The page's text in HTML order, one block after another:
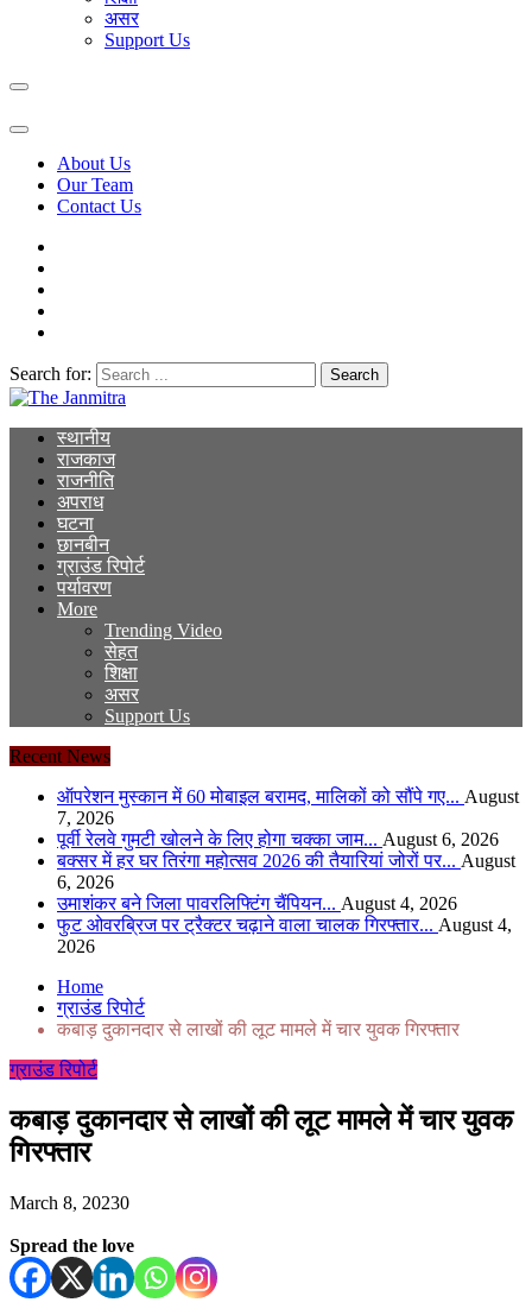
असर
Support Us
About Us
Our Team
Contact Us
Search for:
The Janmitra
The Janmitra
स्थानीय
राजकाज
राजनीति
अपराध
घटना
छानबीन
ग्राउंड रिपोर्ट
पर्यावरण
More
Trending Video
सेहत
शिक्षा
असर
Support Us
Recent News
ऑपरेशन मुस्कान में 60 मोबाइल बरामद, मालिकों को सौंपे गए... August
7, 2026
पूर्वी रेलवे गुमटी खोलने के लिए होगा चक्का जाम... August 6, 2026
बक्सर में हर घर तिरंगा महोत्सव 2026 की तैयारियां जोरों पर... August
6, 2026
उमाशंकर बने जिला पावरलिफ्टिंग चैंपियन... August 4, 2026
फुट ओवरब्रिज पर ट्रैक्टर चढ़ाने वाला चालक गिरफ्तार... August 4,
2026
Home
ग्राउंड रिपोर्ट
कबाड़ दुकानदार से लाखों की लूट मामले में चार युवक गिरफ्तार
ग्राउंड रिपोर्ट
कबाड़ दुकानदार से लाखों की लूट मामले में चार युवक
गिरफ्तार
March 8, 20230
Spread the love